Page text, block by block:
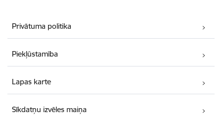
Privātuma politika
Piekļūstamība
Lapas karte
Sīkdatņu izvēles maiņa